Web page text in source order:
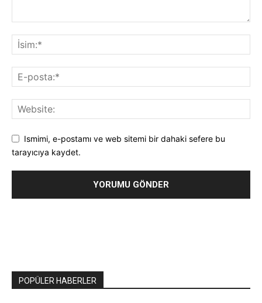
Ismimi, e-postamı ve web sitemi bir dahaki sefere bu
tarayıcıya kaydet.
POPÜLER HABERLER